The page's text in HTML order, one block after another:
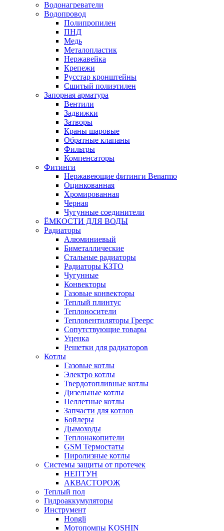
Водонагреватели
Водопровод
Полипропилен
ПНД
Медь
Металопластик
Нержавейка
Крепежи
Русстар кронштейны
Сшитый полиэтилен
Запорная арматура
Вентили
Задвижки
Затворы
Краны шаровые
Обратные клапаны
Фильтры
Компенсаторы
Фитинги
Нержавеющие фитинги Benarmo
Оцинкованная
Хромированная
Черная
Чугунные соединители
ЁМКОСТИ ДЛЯ ВОДЫ
Радиаторы
Алюминиевый
Биметаллические
Стальные радиаторы
Радиаторы КЗТО
Чугунные
Конвекторы
Газовые конвекторы
Теплый плинтус
Теплоносители
Тепловентиляторы Греерс
Сопутствующие товары
Уценка
Решетки для радиаторов
Котлы
Газовые котлы
Электро котлы
Твердотопливные котлы
Дизельные котлы
Пеллетные котлы
Запчасти для котлов
Бойлеры
Дымоходы
Теплонакопители
GSM Термостаты
Пиролизные котлы
Системы защиты от протечек
НЕПТУН
АКВАСТОРОЖ
Теплый пол
Гидроаккумуляторы
Инструмент
Hongli
Мотопомпы KOSHIN